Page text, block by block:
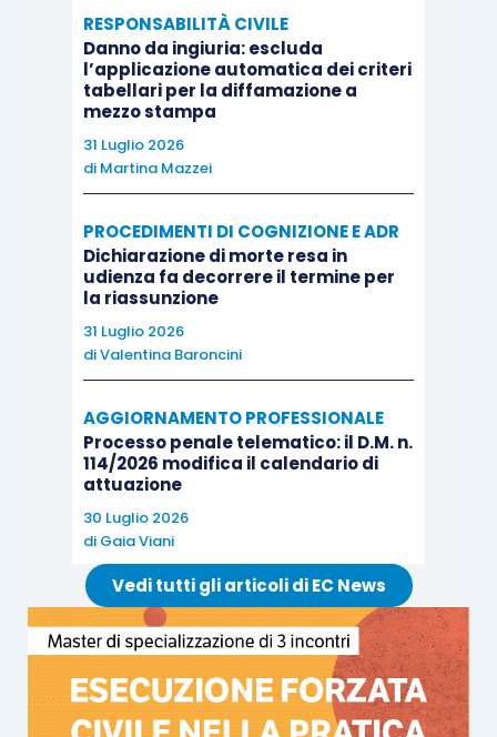
RESPONSABILITÀ CIVILE
Danno da ingiuria: escluda
l’applicazione automatica dei criteri
tabellari per la diffamazione a
mezzo stampa
31 Luglio 2026
di Martina Mazzei
PROCEDIMENTI DI COGNIZIONE E ADR
Dichiarazione di morte resa in
udienza fa decorrere il termine per
la riassunzione
31 Luglio 2026
diValentina Baroncini
AGGIORNAMENTO PROFESSIONALE
Processo penale telematico: il D.M. n.
114/2026 modifica il calendario di
attuazione
30 Luglio 2026
di Gaia Viani
Vedi tutti gli articoli di EC News